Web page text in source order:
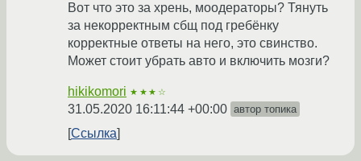
Вот что это за хрень, мooдераторы? Тянуть
за некорректным сбщ под гребёнку
корректные ответы на него, это свинство.
Может стоит убрать авто и включить мозги?
hikikomori ★★★☆
31.05.2020 16:11:44 +00:00 автор топика
Ссылка